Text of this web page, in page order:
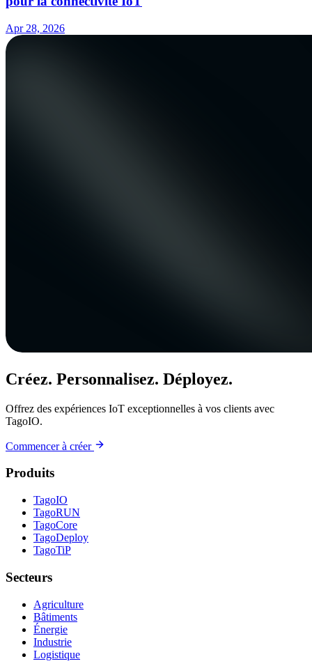
Apr 28, 2026
Créez. Personnalisez. Déployez.
Offrez des expériences IoT exceptionnelles à vos clients avec
TagoIO.
Commencer à créer
Produits
TagoIO
TagoRUN
TagoCore
TagoDeploy
TagoTiP
Secteurs
Agriculture
Bâtiments
Énergie
Industrie
Logistique